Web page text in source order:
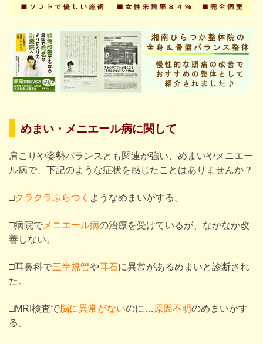
めまい・メニエール病に関して
肩こり や姿勢バランス とも関連が強い、めまいや メニエー
ル病で、 下記のような症状を感じた ことはありませんか？
□クラクラふらつく ようなめまいがする。
□病院で メニエール病の治療を受けているが、なかなか改
善しない。
□耳鼻科で三半規管や耳石に異常があるめまいと診断され
た。
□MRI検査で脳に異常がないのに… 原因不明のめまいがす
る。